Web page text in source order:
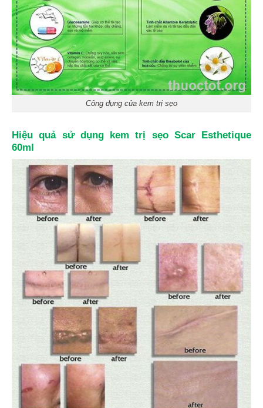
Công dụng của kem trị sẹo
Hiệu quả sử dụng kem trị sẹo Scar Esthetique
60ml